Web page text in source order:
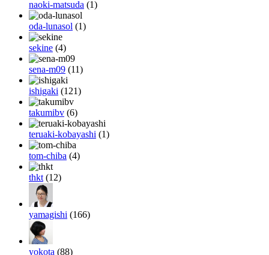
naoki-matsuda (1)
oda-lunasol (1)
sekine (4)
sena-m09 (11)
ishigaki (121)
takumibv (6)
teruaki-kobayashi (1)
tom-chiba (4)
thkt (12)
yamagishi (166)
yokota (88)